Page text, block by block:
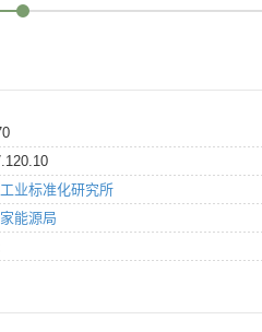
业标准化研究所
能源局